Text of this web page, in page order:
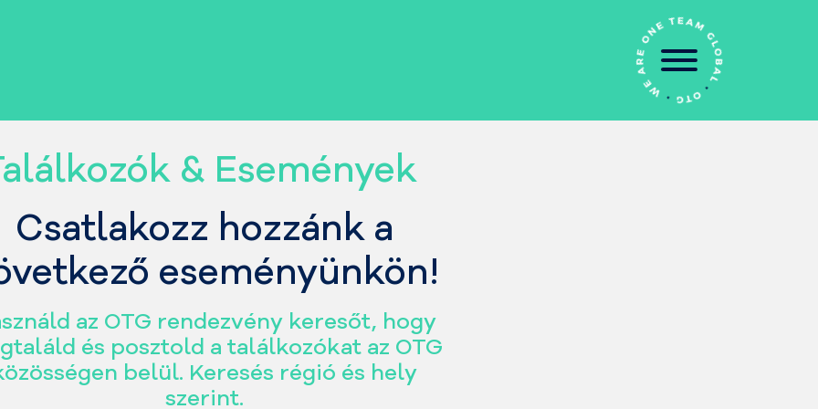
& Események
Csatlakozz hozzánk a
eseményünkön!
az OTG rendezvény keresőt, hogy
és posztold a találkozókat az OTG
belül. Keresés régió és hely
szerint.